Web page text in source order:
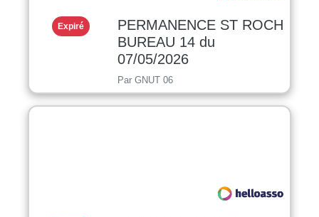
Expiré
PERMANENCE ST ROCH
BUREAU 14 du
07/05/2026
Par GNUT 06